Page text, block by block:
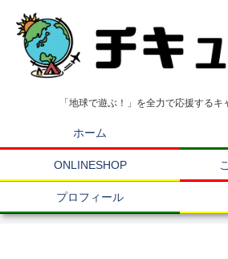
「地球で遊ぶ！」を全力で応援するキ
ホーム
ONLINESHOP
プロフィール